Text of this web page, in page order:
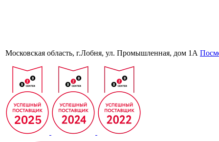
Московская область, г.Лобня, ул. Промышленная, дом 1А